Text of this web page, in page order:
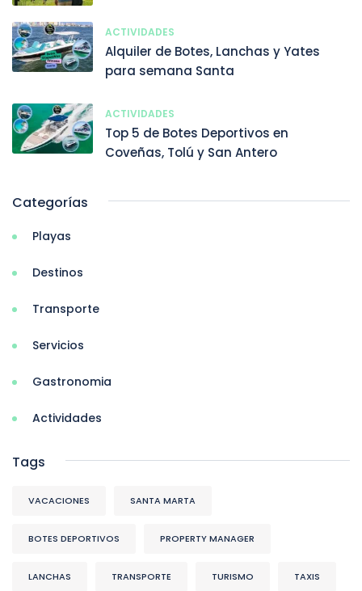
ACTIVIDADES
Alquiler de Botes, Lanchas y Yates
para semana Santa
ACTIVIDADES
Top 5 de Botes Deportivos en
Coveñas, Tolú y San Antero
Categorías
Playas
Destinos
Transporte
Servicios
Gastronomia
Actividades
Tags
VACACIONES SANTA MARTA
BOTES DEPORTIVOS PROPERTY MANAGER
LANCHAS TRANSPORTE TURISMO TAXIS